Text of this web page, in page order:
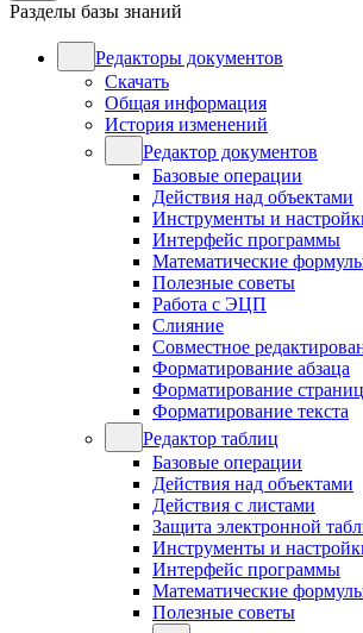
Разделы базы знаний
Редакторы документов
Скачать
Общая информация
История изменений
Редактор документов
Базовые операции
Действия над объектами
Инструменты и
Интерфейс программы
Математические
Полезные советы
Работа с ЭЦП
Слияние
Совместное
Форматирование абзаца
Форматирование
Форматирование текста
Редактор таблиц
Базовые операции
Действия над объектами
Действия с листами
Защита электронной
Инструменты и
Интерфейс программы
Математические
Полезные советы